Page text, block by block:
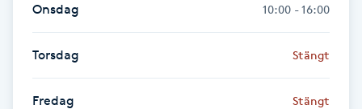
Onsdag 10:00 - 16:00
Torsdag Stängt
Fredag Stängt